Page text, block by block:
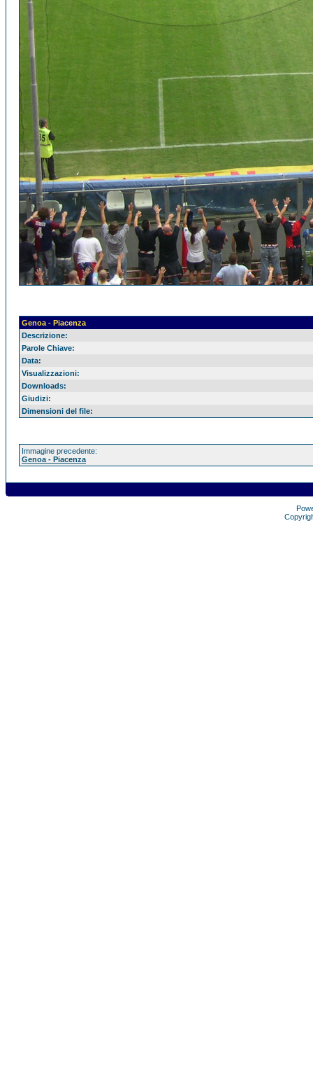
Genoa - Piacenza
Descrizione:
Parole Chiave:
Data:
Visualizzazioni:
Downloads:
Giudizi:
Dimensioni del file:
Immagine precedente:
Genoa - Piacenza